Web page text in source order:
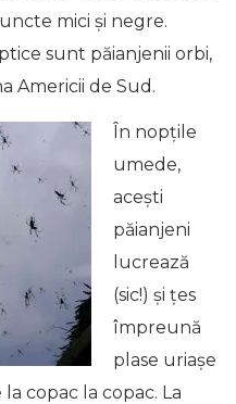
mici și negre.
sunt păianjenii orbi,
Americii de Sud.
În nopțile
umede,
acești
păianjeni
lucrează
(sic!) și țes
împreună
plase uriașe
copac la copac. La